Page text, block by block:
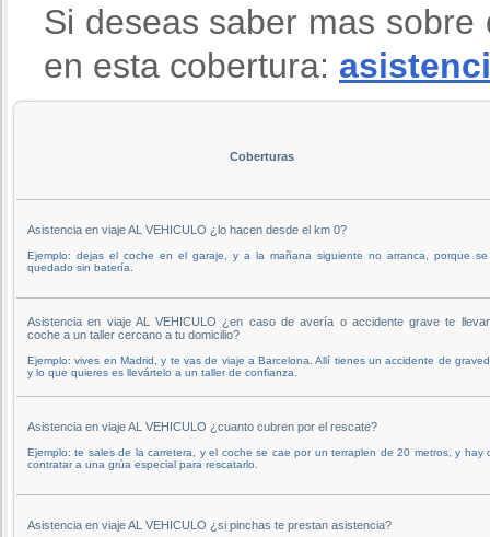
Si deseas saber mas
en esta cobertura:
Coberturas
Asistencia en viaje AL VEHICULO ¿lo hacen desde el km 0?
Ejemplo: dejas el coche en el garaje, y a la mañana siguiente no arranca, porque
quedado sin batería.
Asistencia en viaje AL VEHICULO ¿en caso de avería o accidente grave te
coche a un taller cercano a tu domicilio?
Ejemplo: vives en Madrid, y te vas de viaje a Barcelona. Allí tienes un accidente de
y lo que quieres es llevártelo a un taller de confianza.
Asistencia en viaje AL VEHICULO ¿cuanto cubren por el rescate?
Ejemplo: te sales de la carretera, y el coche se cae por un terraplen de 20 metros, y hay
contratar a una grúa especial para rescatarlo.
Asistencia en viaje AL VEHICULO ¿si pinchas te prestan asistencia?